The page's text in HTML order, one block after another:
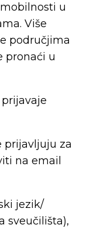
u
Više
područjima
pronaći u
prijavljuju za
na email
jezik/
sveučilišta),